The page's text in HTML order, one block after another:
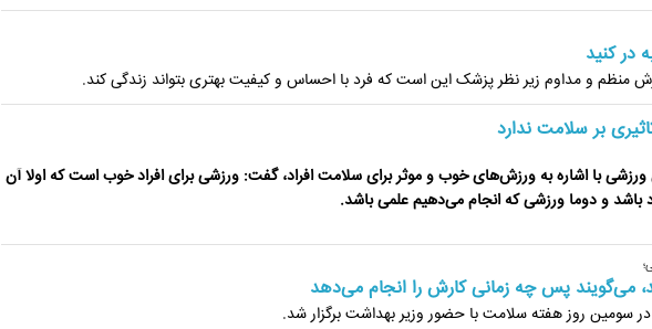
در کنید
و مداوم زیر نظر پزشک این است که فرد با احساس و کیفیت بهتری بتواند زندگی کند.
بر سلامت ندارد
با اشاره به ورزش‌های خوب و موثر برای سلامت افراد، گفت: ورزشی برای افراد خوب است که اولا آن
باشد و دوما ورزشی که انجام می‌دهیم علمی باشد.
می‌گویند پس چه زمانی کارش را انجام می‌دهد
سومین روز هفته سلامت با حضور وزیر بهداشت برگزار شد.